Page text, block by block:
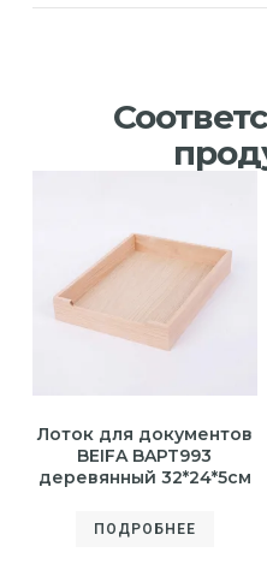
Лоток для документов
BEIFA BAPT993
деревянный 32*24*5см
ПОДРОБНЕЕ